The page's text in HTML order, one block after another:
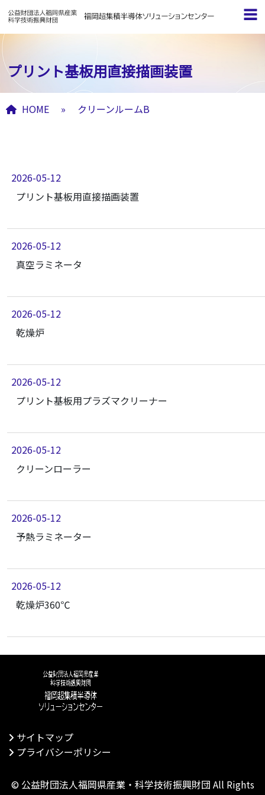
プリント基板用直接描画装置
HOME » クリーンルームB
2026-05-12
プリント基板用直接描画装置
2026-05-12
真空ラミネータ
2026-05-12
乾燥炉
2026-05-12
プリント基板用プラズマクリーナー
2026-05-12
クリーンローラー
2026-05-12
予熱ラミネーター
2026-05-12
乾燥炉360℃
サイトマップ
プライバシーポリシー
© 公益財団法人福岡県産業・科学技術振興財団 All Rights